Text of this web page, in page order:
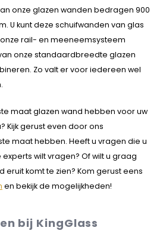
onze glazen wanden bedragen 900
U kunt deze schuifwanden van glas
rail- en meeneemsysteem
onze standaardbreedte glazen
Zo valt er voor iedereen wel
maat glazen wand hebben voor uw
Kijk gerust even door ons
maat hebben. Heeft u vragen die u
wilt vragen? Of wilt u graag
eruit komt te zien? Kom gerust eens
en bekijk de mogelijkheden!
bij KingGlass